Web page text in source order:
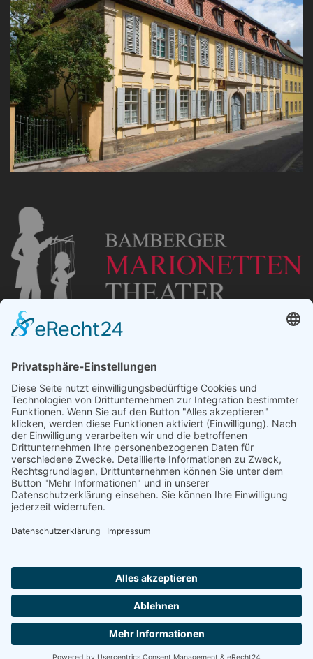
„Staubsches Haus“
Untere Sandstraße 30
96049 Bamberg
Tel: +49 (0) 951 67600
E-Mail:info@bamberger-marionettentheater.de
© Copyright - Bamberger Marionettentheater |Webkonzept Grafe